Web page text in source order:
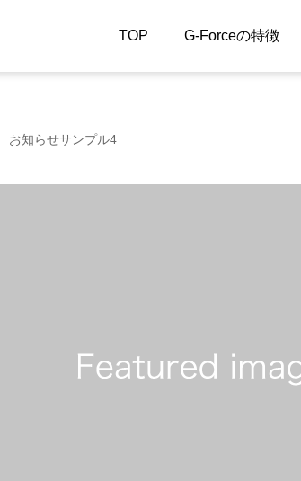
TOP G-Forceの特徴
お知らせサンプル4